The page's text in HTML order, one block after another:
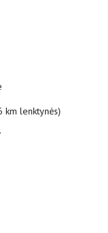
km lenktynės)